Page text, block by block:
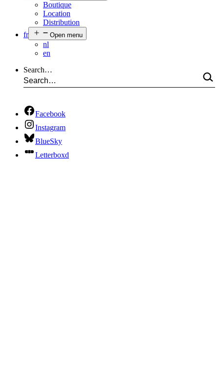
Boutique
Location
Distribution
fr
Open menu
nl
en
Search…
Facebook
Instagram
BlueSky
Letterboxd